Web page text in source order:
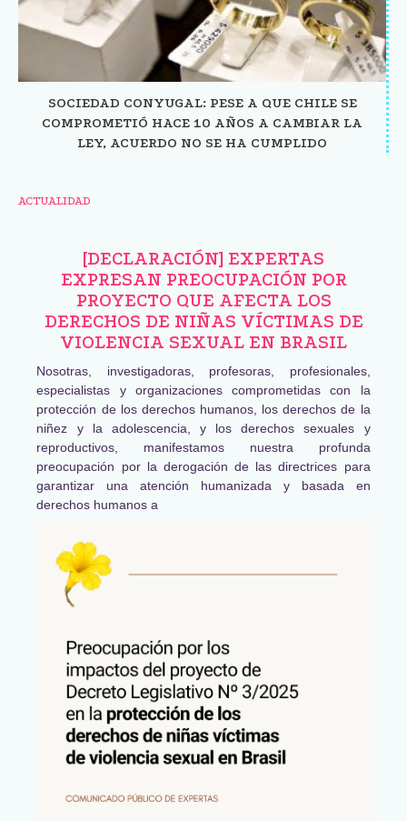
SOCIEDAD CONYUGAL: PESE A QUE CHILE SE
COMPROMETIÓ HACE 10 AÑOS A CAMBIAR LA
LEY, ACUERDO NO SE HA CUMPLIDO
ACTUALIDAD
[DECLARACIÓN] EXPERTAS
EXPRESAN PREOCUPACIÓN POR
PROYECTO QUE AFECTA LOS
DERECHOS DE NIÑAS VÍCTIMAS DE
VIOLENCIA SEXUAL EN BRASIL
Nosotras, investigadoras, profesoras, profesionales,
especialistas y organizaciones comprometidas con la
protección de los derechos humanos, los derechos de la
niñez y la adolescencia, y los derechos sexuales y
reproductivos, manifestamos nuestra profunda
preocupación por la derogación de las directrices para
garantizar una atención humanizada y basada en
derechos humanos a